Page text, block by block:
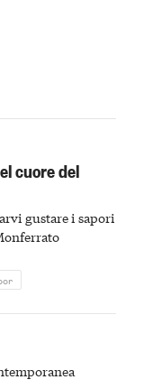
cuore del
gustare i sapori